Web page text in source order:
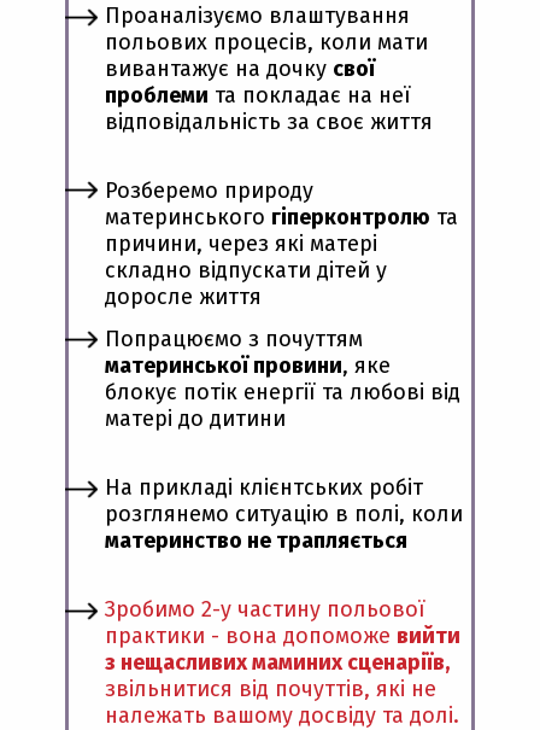
Проаналізуємо влаштування
польових процесів, коли мати
вивантажує на дочку свої
проблеми та покладає на неї
відповідальність за своє життя
Розберемо природу
материнського гіперконтролю та
причини, через які матері
складно відпускати дітей у
доросле життя
На прикладі клієнтських робіт
розглянемо ситуацію в полі, коли
материнство не трапляється
Попрацюємо з почуттям
материнської провини, яке
блокує потік енергії та любові від
матері до дитини
Зробимо 2-у частину польової
практики - вона допоможе вийти
з нещасливих маминих сценаріїв,
звільнитися від почуттів, які не
належать вашому досвіду та долі.